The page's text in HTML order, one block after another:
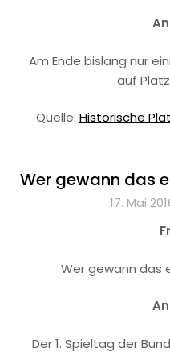
Am Ende bislang nur
auf Platz
Quelle: Historische
Wer gewann das
17. Mai
Wer gewann das
Der 1. Spieltag der